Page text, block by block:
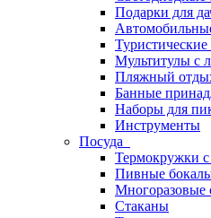
Подарки для
Мультитулы с
Пляжный
Банные
Наборы для
Инструменты
Посуда
Термокружки
Пивные
Многоразовые
Стаканы